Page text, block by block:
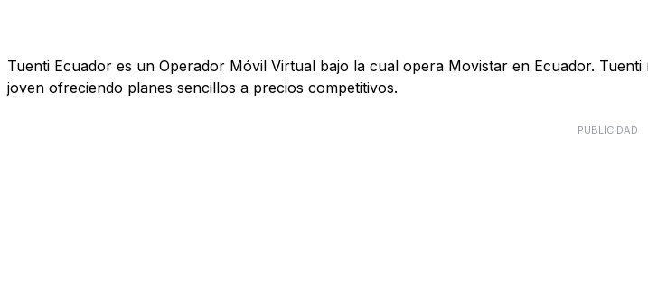
Tuenti Ecuador es un Operador Móvil Virtual bajo la cual opera Movistar en Ecuador.
joven ofreciendo planes sencillos a precios competitivos.
PUBLICIDAD